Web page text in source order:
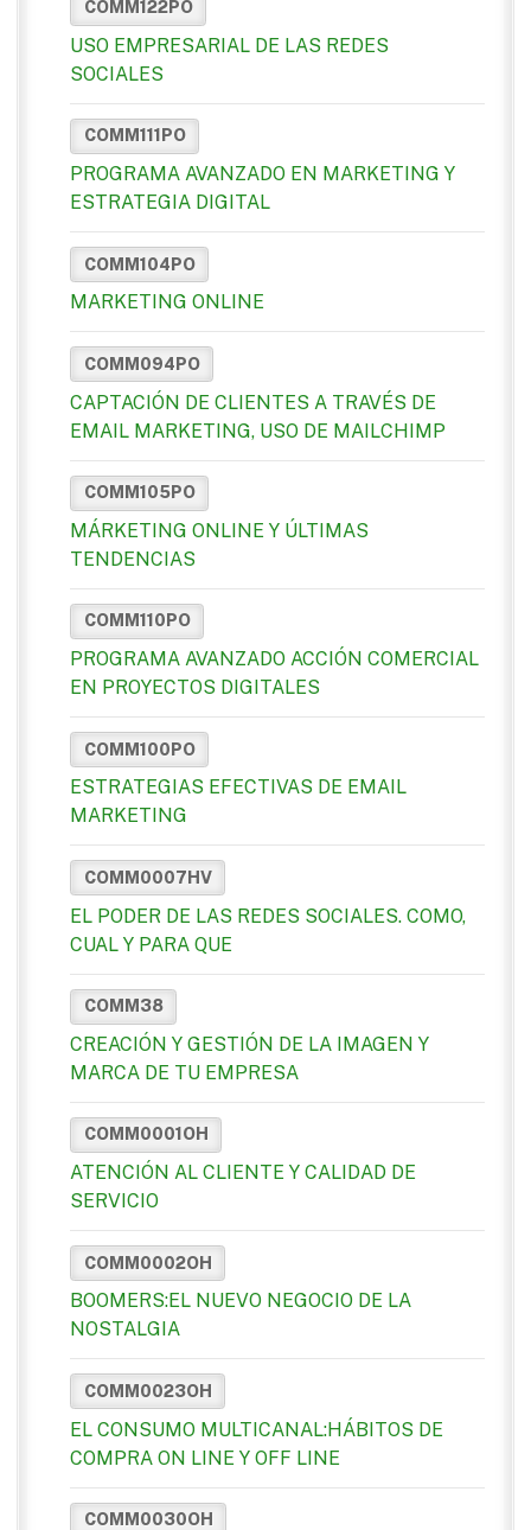
COMM122PO
USO EMPRESARIAL DE LAS REDES
SOCIALES
COMM111PO
PROGRAMA AVANZADO EN MARKETING Y
ESTRATEGIA DIGITAL
COMM104PO
MARKETING ONLINE
COMM094PO
CAPTACIÓN DE CLIENTES A TRAVÉS DE
EMAIL MARKETING, USO DE MAILCHIMP
COMM105PO
MÁRKETING ONLINE Y ÚLTIMAS
TENDENCIAS
COMM110PO
PROGRAMA AVANZADO ACCIÓN COMERCIAL
EN PROYECTOS DIGITALES
COMM100PO
ESTRATEGIAS EFECTIVAS DE EMAIL
MARKETING
COMM0007HV
EL PODER DE LAS REDES SOCIALES. COMO,
CUAL Y PARA QUE
COMM38
CREACIÓN Y GESTIÓN DE LA IMAGEN Y
MARCA DE TU EMPRESA
COMM0001OH
ATENCIÓN AL CLIENTE Y CALIDAD DE
SERVICIO
COMM0002OH
BOOMERS:EL NUEVO NEGOCIO DE LA
NOSTALGIA
COMM0023OH
EL CONSUMO MULTICANAL:HÁBITOS DE
COMPRA ON LINE Y OFF LINE
COMM0030OH